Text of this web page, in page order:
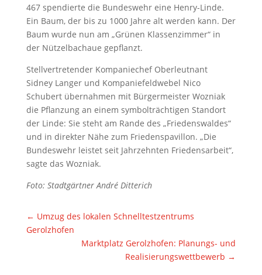
467 spendierte die Bundeswehr eine Henry-Linde.
Ein Baum, der bis zu 1000 Jahre alt werden kann. Der
Baum wurde nun am „Grünen Klassenzimmer“ in
der Nützelbachaue gepflanzt.
Stellvertretender Kompaniechef Oberleutnant
Sidney Langer und Kompaniefeldwebel Nico
Schubert übernahmen mit Bürgermeister Wozniak
die Pflanzung an einem symbolträchtigen Standort
der Linde: Sie steht am Rande des „Friedenswaldes“
und in direkter Nähe zum Friedenspavillon. „Die
Bundeswehr leistet seit Jahrzehnten Friedensarbeit“,
sagte das Wozniak.
Foto: Stadtgärtner André Ditterich
← Umzug des lokalen Schnelltestzentrums
Gerolzhofen
Marktplatz Gerolzhofen: Planungs- und
Realisierungswettbewerb →